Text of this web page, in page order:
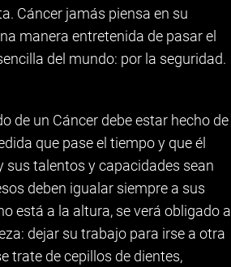
Cáncer jamás piensa en su
manera entretenida de pasar el
del mundo: por la seguridad.
de un Cáncer debe estar hecho de
que pase el tiempo y que él
sus talentos y capacidades sean
deben igualar siempre a sus
está a la altura, se verá obligado a
dejar su trabajo para irse a otra
trate de cepillos de dientes,